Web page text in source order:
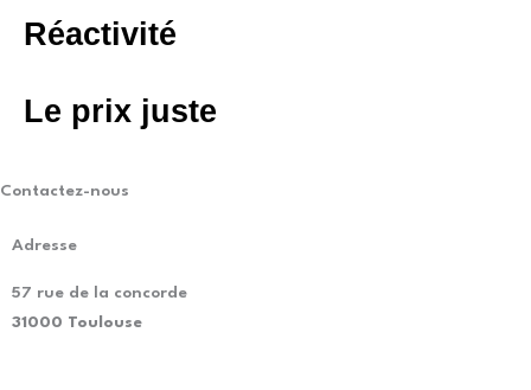
Réactivité
Le prix juste
Contactez-nous
Adresse
57 rue de la concorde
31000 Toulouse